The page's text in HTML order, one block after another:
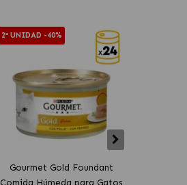
2ª UNIDAD -40%
Gourmet Gold Foundant
Comida Húmeda para Gatos